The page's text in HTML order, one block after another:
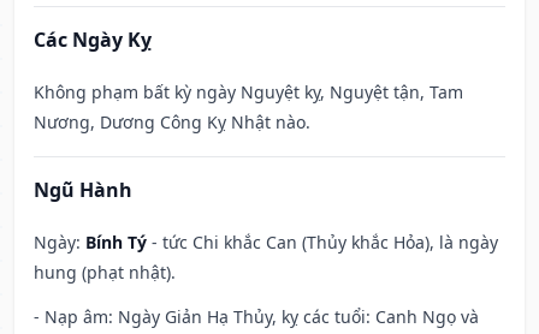
Các Ngày Kỵ
Không phạm bất kỳ ngày Nguyệt kỵ, Nguyệt tận, Tam
Nương, Dương Công Kỵ Nhật nào.
Ngũ Hành
Ngày: Bính Tý - tức Chi khắc Can (Thủy khắc Hỏa), là ngày
hung (phạt nhật).
- Nạp âm: Ngày Giản Hạ Thủy, kỵ các tuổi: Canh Ngọ và